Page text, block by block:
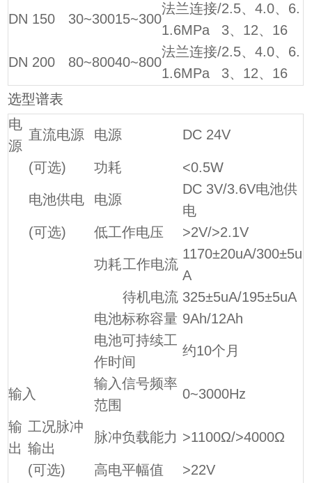
DN 150 30~30015~300
法兰连接/
1.6MPa
2.5、4.0、6.
3、12、16
DN 200 80~80040~800
法兰连接/
1.6MPa
2.5、4.0、6.
3、12、16
选型谱表
电
源
直流电源 电源 DC 24V
(可选) 功耗 <0.5W
电池供电 电源
DC 3V/3.6V电池供
电
(可选)
低工作电压 >2V/>2.1V
功耗工作电流
1170±20uA/300±5u
A
待机电流 325±5uA/195±5uA
电池标称容量 9Ah/12Ah
电池可持续工
作时间
约10个月
输入
输入信号频率
范围
0~3000Hz
输
出
工况脉冲
输出
脉冲负载能力 >1100Ω/>4000Ω
(可选) 高电平幅值
>22V